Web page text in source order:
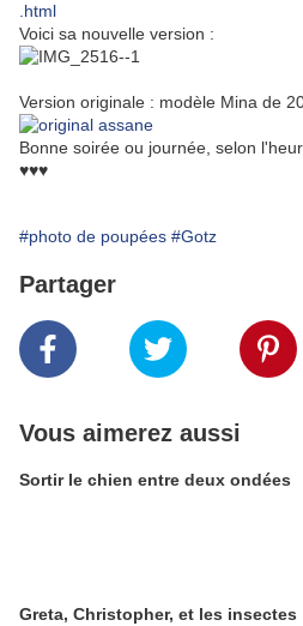
.html
Voici sa nouvelle version :
Version originale : modèle Mina de
Bonne soirée ou journée, selon
♥♥♥
#photo de poupées #Gotz
Partager
Vous aimerez aussi
Sortir le chien entre deux ondées
Greta, Christopher, et les insectes